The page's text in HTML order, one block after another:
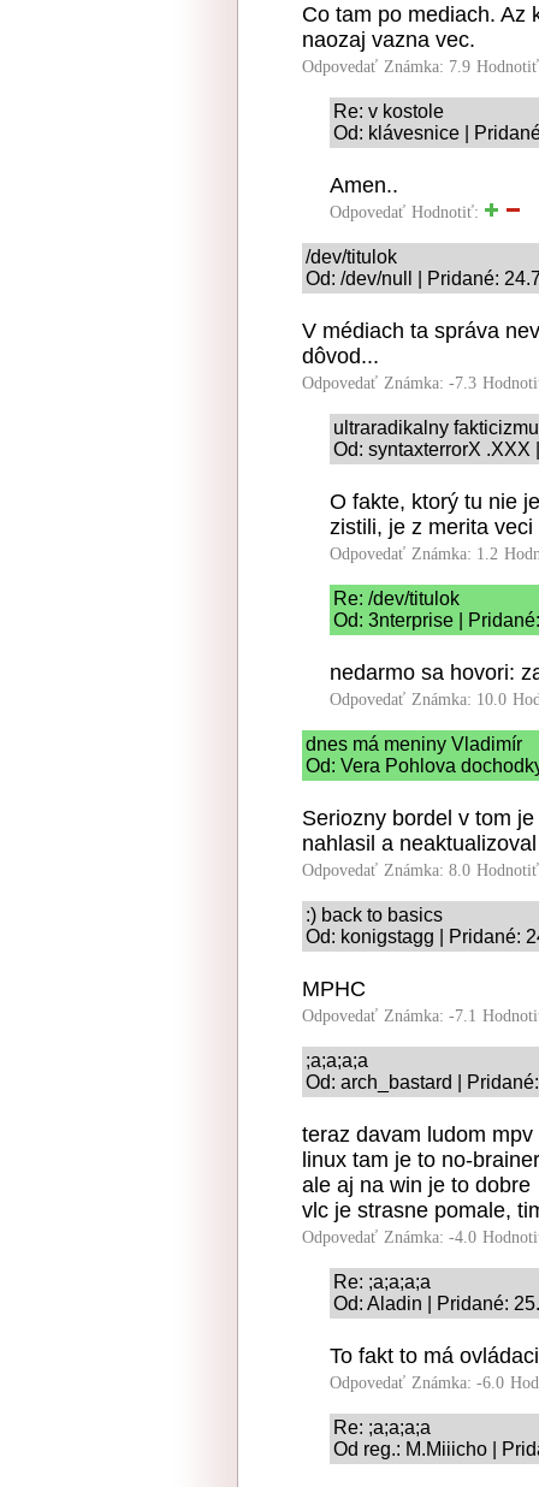
Co tam po mediach. Az
naozaj vazna vec.
Odpovedať Známka: 7.9
Re: v kostole
Od: klávesnice |
Amen..
Odpovedať Hodnotiť:
/dev/titulok
Od: /dev/null | Pridané:
V médiach ta správa
dôvod...
Odpovedať Známka: -7.3
ultraradikalny
Od: syntaxterrorX .XXX
O fakte, ktorý tu nie
zistili, je z merita
Odpovedať Známka: 1.2
Re: /dev/titulok
Od: 3nterprise |
nedarmo sa hovori:
Odpovedať Známka: 10.0
dnes má meniny Vladimír
Od: Vera Pohlova
Seriozny bordel v tom
nahlasil a
Odpovedať Známka: 8.0
:) back to basics
Od: konigstagg | Pridané:
MPHC
Odpovedať Známka: -7.1
;a;a;a;a
Od: arch_bastard |
teraz davam ludom mpv
linux tam je to no-brainer
ale aj na win je to dobre
vlc je strasne pomale,
Odpovedať Známka: -4.0
Re: ;a;a;a;a
Od: Aladin | Pridané:
To fakt to má
Odpovedať Známka: -6.0
Re: ;a;a;a;a
Od reg.: M.Miiicho |